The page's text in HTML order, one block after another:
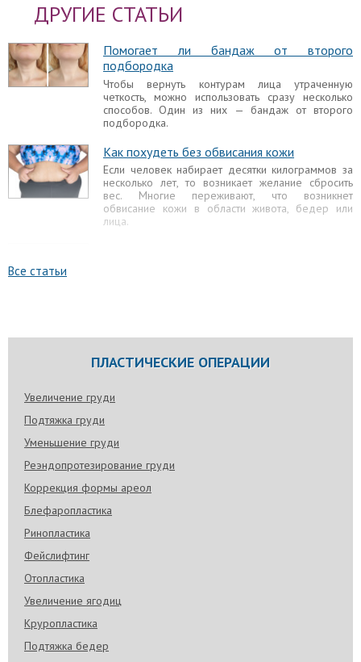
ДРУГИЕ СТАТЬИ
Помогает ли бандаж от второго
подбородка
Чтобы вернуть контурам лица утраченную
четкость, можно использовать сразу несколько
способов. Один из них — бандаж от второго
подбородка.
Как похудеть без обвисания кожи
Если человек набирает десятки килограммов за
несколько лет, то возникает желание сбросить
вес. Многие переживают, что возникнет
обвисание кожи в области живота, бедер или
лица.
Ушки на бедрах чаще всего образуются у тех, кто
Если сесть на стул, опустить руки на стол и
пропальпировать область тазобедренных
суставов, то можно заметить огромную жировую
поступает мало кислорода и жировые ткани
несколько действенных упражнений от галифе, а
также причины образования жировых отложений.
Модели с горбинкой на носу
сталкиваются с тем, что опускаются брови после
блефаропластики. Сильнее симптом проявляется
Все статьи
ПЛАСТИЧЕСКИЕ ОПЕРАЦИИ
Увеличение груди
Подтяжка груди
Уменьшение груди
Реэндопротезирование груди
Коррекция формы ареол
Блефаропластика
Ринопластика
Фейслифтинг
Отопластика
Увеличение ягодиц
Круропластика
Подтяжка бедер